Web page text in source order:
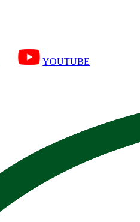
YOUTUBE